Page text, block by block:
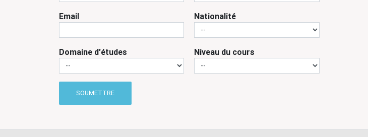
Email Nationalité
Domaine d'études Niveau du cours
SOUMETTRE